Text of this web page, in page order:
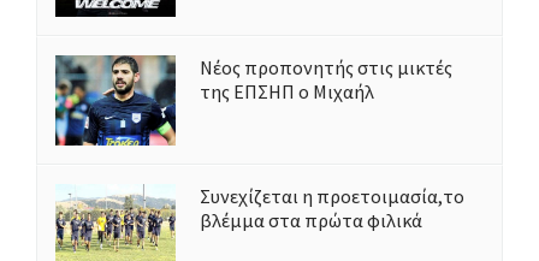
Νέος προπονητής στις μικτές
της ΕΠΣΗΠ ο Μιχαήλ
Συνεχίζεται η προετοιμασία,το
βλέμμα στα πρώτα φιλικά